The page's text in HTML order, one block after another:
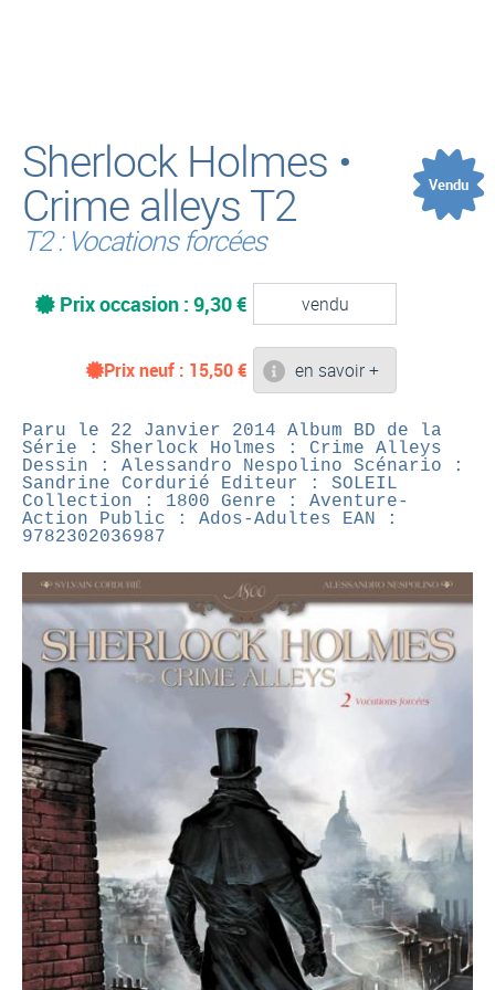
Sherlock Holmes •
Crime alleys T2
T2 : Vocations forcées
Vendu
Prix occasion : 9,30 € vendu
Prix neuf : 15,50€ en savoir +
Paru le 22 Janvier 2014 Album BD de la
Série : Sherlock Holmes : Crime Alleys
Dessin : Alessandro Nespolino Scénario :
Sandrine Cordurié Editeur : SOLEIL
Collection : 1800 Genre : Aventure-
Action Public : Ados-Adultes EAN :
9782302036987